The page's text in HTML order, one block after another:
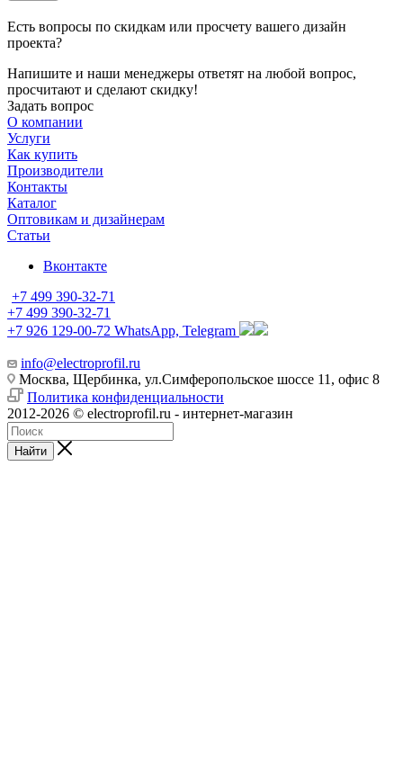
Есть вопросы по скидкам или просчету вашего дизайн
проекта?
Напишите и наши менеджеры ответят на любой вопрос,
просчитают и сделают скидку!
Задать вопрос
О компании
Услуги
Как купить
Производители
Контакты
Каталог
Оптовикам и дизайнерам
Статьи
Вконтакте
+7 499 390-32-71
+7 499 390-32-71
+7 926 129-00-72 WhatsApp, Telegram
info@electroprofil.ru
Москва, Щербинка, ул.Симферопольское шоссе 11, офис 8
Политика конфиденциальности
2012-2026 © electroprofil.ru - интернет-магазин
Найти